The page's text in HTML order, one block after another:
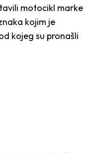
motocikl marke
kojim je
kojeg su pronašli